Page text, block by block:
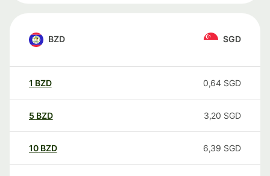
BZD SGD
1 BZD 0,64 SGD
5 BZD 3,20 SGD
10 BZD 6,39 SGD